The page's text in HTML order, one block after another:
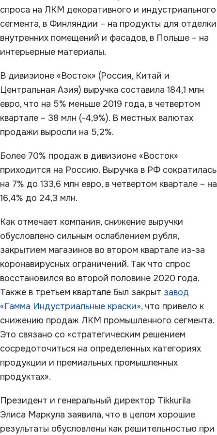
спроса на ЛКМ декоративного и индустриального
сегмента, в Финляндии – на продукты для отделки
внутренних помещений и фасадов, в Польше – на
интерьерные материалы.
В дивизионе «Восток» (Россия, Китай и
Центральная Азия) выручка составила 184,1 млн
евро, что на 5% меньше 2019 года, в четвертом
квартале – 38 млн (-4,9%). В местных валютах
продажи выросли на 5,2%.
Более 70% продаж в дивизионе «Восток»
приходится на Россию. Выручка в РФ сократилась
на 7% до 133,6 млн евро, в четвертом квартале – на
16,4% до 24,3 млн.
Как отмечает компания, снижение выручки
обусловлено сильным ослаблением рубля,
закрытием магазинов во втором квартале из-за
коронавирусных ограничений. Так что спрос
восстановился во второй половине 2020 года.
Также в третьем квартале был закрыт завод
«Гамма Индустриальные краски», что привело к
снижению продаж ЛКМ промышленного сегмента.
Это связано со «стратегическим решением
сосредоточиться на определенных категориях
продукции и премиальных промышленных
продуктах».
Президент и генеральный директор Tikkurila
Элиcа Маркула заявила, что в целом хорошие
результаты обусловлены как решительностью при